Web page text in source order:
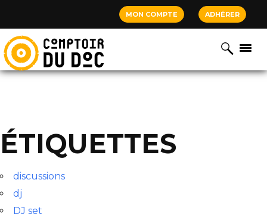
MON COMPTE ADHÉRER
ÉTIQUETTES
discussions
dj
DJ set
Cookies management panel